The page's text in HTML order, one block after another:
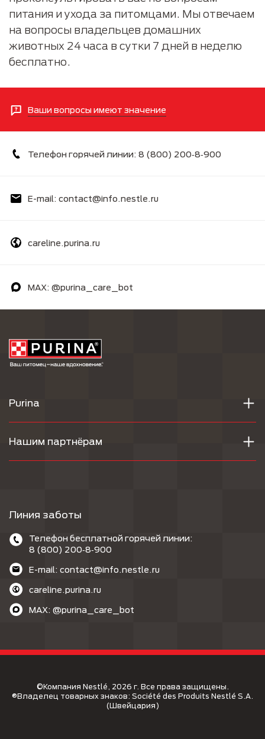
питания и ухода за питомцами. Мы отвечаем
на вопросы владельцев домашних
животных 24 часа в сутки 7 дней в неделю
бесплатно.
Ваши вопросы имеют значение
Телефон горячей линии: 8 (800) 200‑8‑900
E-mail: contact@info.nestle.ru
careline.purina.ru
MAX: @purina_care_bot
Purina
Нашим партнёрам
Линия заботы
Телефон бесплатной горячей линии:
8 (800) 200‑8‑900
E-mail: contact@info.nestle.ru
careline.purina.ru
MAX: @purina_care_bot
©Компания Nestlé, 2026 г. Все права защищены.
®Владелец товарных знаков: Société des Produits Nestlé S.A.
(Швейцария)